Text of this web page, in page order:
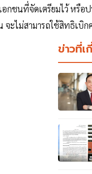
กชนที่จัดเตรียมไว้ หรือ
จะไม่สามารถใช้สิทธิเบิ
ข่าวที่